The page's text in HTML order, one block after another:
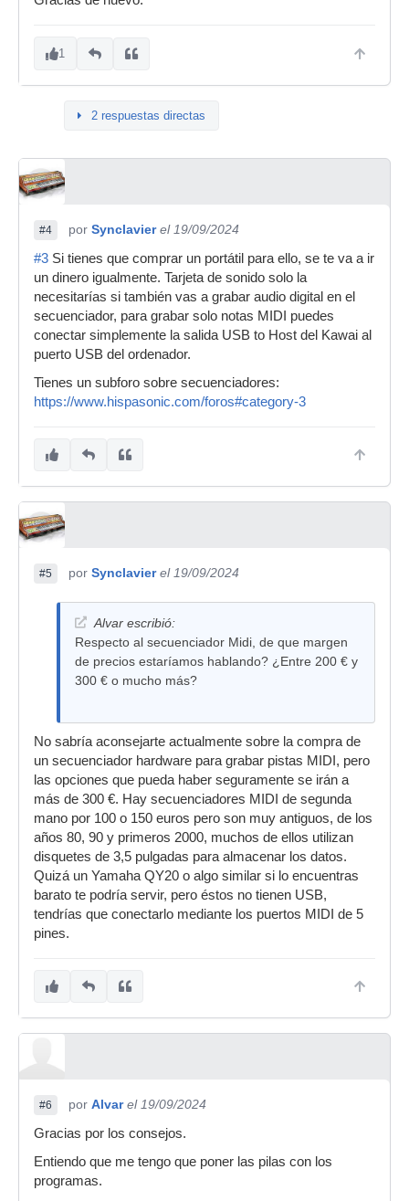
1
2 respuestas directas
#4 por Synclavier el 19/09/2024
#3 Si tienes que comprar un portátil para ello, se te va a ir
un dinero igualmente. Tarjeta de sonido solo la
necesitarías si también vas a grabar audio digital en el
secuenciador, para grabar solo notas MIDI puedes
conectar simplemente la salida USB to Host del Kawai al
puerto USB del ordenador.
Tienes un subforo sobre secuenciadores:
https://www.hispasonic.com/foros#category-3
#5 por Synclavier el 19/09/2024
Alvar escribió:
Respecto al secuenciador Midi, de que margen
de precios estaríamos hablando? ¿Entre 200 € y
300 € o mucho más?
No sabría aconsejarte actualmente sobre la compra de
un secuenciador hardware para grabar pistas MIDI, pero
las opciones que pueda haber seguramente se irán a
más de 300 €. Hay secuenciadores MIDI de segunda
mano por 100 o 150 euros pero son muy antiguos, de los
años 80, 90 y primeros 2000, muchos de ellos utilizan
disquetes de 3,5 pulgadas para almacenar los datos.
Quizá un Yamaha QY20 o algo similar si lo encuentras
barato te podría servir, pero éstos no tienen USB,
tendrías que conectarlo mediante los puertos MIDI de 5
pines.
#6 por Alvar el 19/09/2024
Gracias por los consejos.
Entiendo que me tengo que poner las pilas con los
programas.